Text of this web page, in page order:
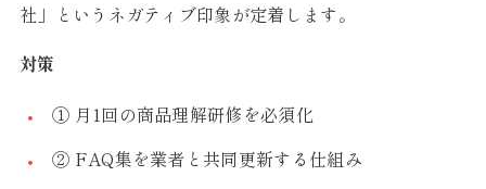
社」というネガティブ印象が定着します。
対策
① 月1回の商品理解研修を必須化
② FAQ集を業者と共同更新する仕組み